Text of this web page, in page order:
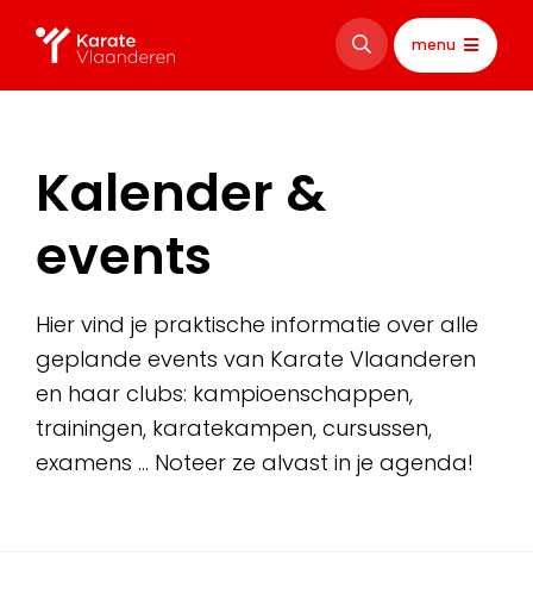
menu
Kalender &
events
Hier vind je praktische informatie over alle
geplande events van Karate Vlaanderen
en haar clubs: kampioenschappen,
trainingen, karatekampen, cursussen,
examens … Noteer ze alvast in je agenda!